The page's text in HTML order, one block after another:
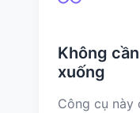
Không
xuống
Công cụ này